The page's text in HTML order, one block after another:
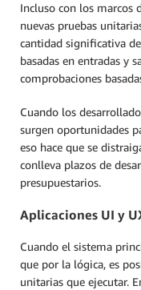
Incluso con los marcos
nuevas pruebas
cantidad significativa
basadas en entradas y
comprobaciones
Cuando los
surgen oportunidades
eso hace que se
conlleva plazos de
presupuestarios.
Aplicaciones UI y
Cuando el sistema
que por la lógica, es
unitarias que ejecutar.